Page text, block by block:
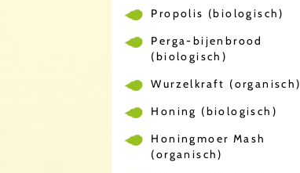
Propolis (biologisch)
Perga-bijenbrood
(biologisch)
Wurzelkraft (organisch)
Honing (biologisch)
Honingmoer Mash
(organisch)